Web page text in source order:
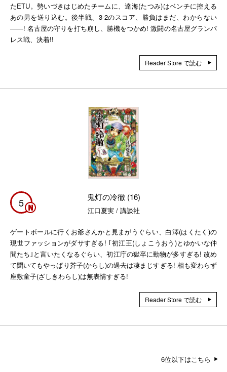
たETU。勢いづきはじめたチームに、達海(たつみ)はベンチに控える
あの男を送り込む。後半戦、3-2のスコア、勝負はまだ、わからない
――! 名古屋の守りを打ち崩し、勝機をつかめ! 激闘の名古屋グランパ
レス戦、決着!!
Reader Store で読む
5 鬼灯の冷徹 (16)
江口夏実 / 講談社
ゲートボールに行くお爺さんかと見まがうぐらい、白澤(はくたく)の
現世ファッションがダサすぎる! ｢初江王(しょこうおう)とゆかいな仲
間たち｣と言いたくなるぐらい、初江庁の獄卒に動物が多すぎる! 改め
て聞いてもやっぱり芥子(からし)の過去は凄まじすぎる! 相も変わらず
座敷童子(ざしきわらし)は無表情すぎる!
Reader Store で読む
6位以下はこちら